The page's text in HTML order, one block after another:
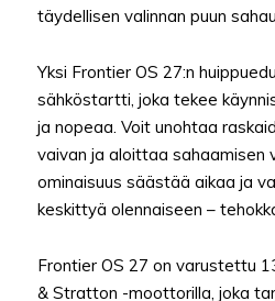
täydellisen valinnan puun
Yksi Frontier OS 27:n
sähköstartti, joka tekee
ja nopeaa. Voit unohtaa
vaivan ja aloittaa sahaamisen
ominaisuus säästää aikaa ja
keskittyä olennaiseen –
Frontier OS 27 on varustettu
& Stratton -moottorilla, joka